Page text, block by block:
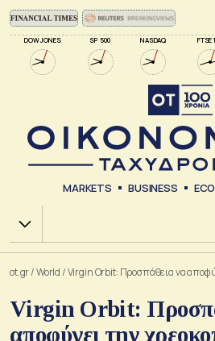
DOW JONES SP 500 NASDAQ FTSE
MARKETS BUSINESS
Χ.Α.
ot.gr/World /Virgin Orbit: Προσπάθεια να
Virgin Orbit:
αποφύγει την